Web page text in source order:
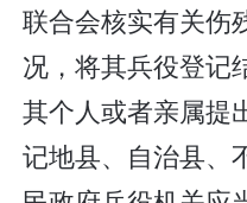
联合会核实有关伤
况，将其兵役登记
其个人或者亲属提
记地县、自治县、